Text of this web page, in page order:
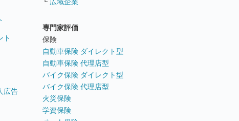
ト
広告
専門家評価
保険
自動車保険 ダイレクト型
自動車保険 代理店型
バイク保険 ダイレクト型
バイク保険 代理店型
火災保険
学資保険